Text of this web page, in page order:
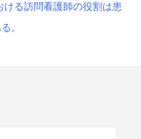
る訪問看護師の役割は患
。